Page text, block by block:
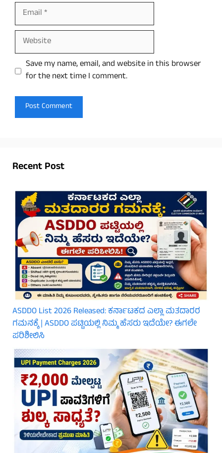
Email
Website
Save my name, email, and website in this browser
for the next time I comment.
Recent Post
ASDDO List 2026 Released: ಕರ್ನಾಟಕದ ಎಲ್ಲಾ ಮತದಾರರ
ಗಮನಕ್ಕೆ | ASDDO ಪಟ್ಟಿಯಲ್ಲಿ ನಿಮ್ಮ ಹೆಸರು ಇದೆಯೇ? ಈಗಲೇ
ಪರಿಶೀಲಿಸಿ